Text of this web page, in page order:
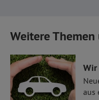
Weitere
Wir
aus